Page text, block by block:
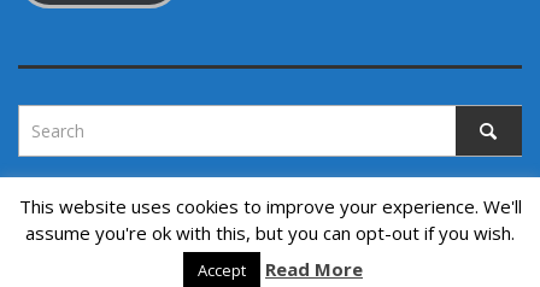
Copyright © 2022. All rights reserved.
↑ Back to top
This website uses cookies to improve your experience. We'll
assume you're ok with this, but you can opt-out if you wish.
Accept Read More